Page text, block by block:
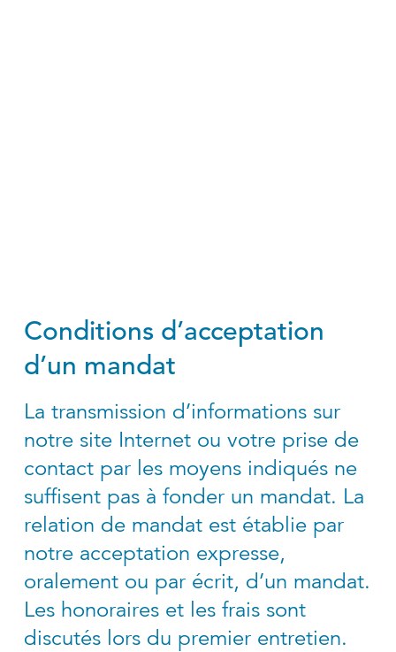
Conditions d’acceptation
d’un mandat
La transmission d’informations sur
notre site Internet ou votre prise de
contact par les moyens indiqués ne
suffisent pas à fonder un mandat. La
relation de mandat est établie par
notre acceptation expresse,
oralement ou par écrit, d’un mandat.
Les honoraires et les frais sont
discutés lors du premier entretien.